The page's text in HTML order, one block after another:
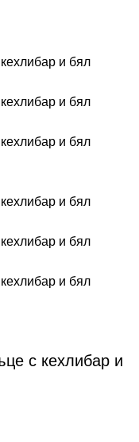
с кехлибар и